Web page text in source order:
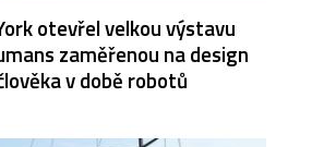
otevřel velkou výstavu
zaměřenou na design
v době robotů